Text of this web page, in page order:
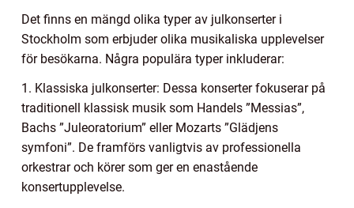
Det finns en mängd olika typer av julkonserter i
Stockholm som erbjuder olika musikaliska upplevelser
för besökarna. Några populära typer inkluderar:
1. Klassiska julkonserter: Dessa konserter fokuserar på
traditionell klassisk musik som Handels ”Messias”,
Bachs ”Juleoratorium” eller Mozarts ”Glädjens
symfoni”. De framförs vanligtvis av professionella
orkestrar och körer som ger en enastående
konsertupplevelse.